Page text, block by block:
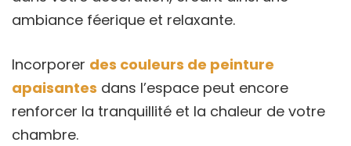
ambiance féerique et relaxante.
Incorporer des couleurs de peinture
apaisantes dans l’espace peut encore
renforcer la tranquillité et la chaleur de votre
chambre.